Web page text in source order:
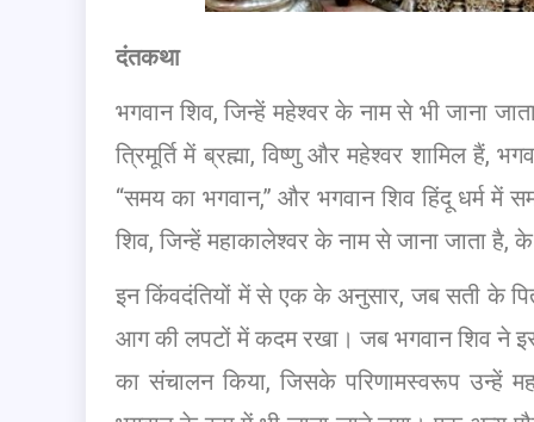
दंतकथा
भगवान शिव, जिन्हें महेश्वर के नाम से भी जाना
त्रिमूर्ति में ब्रह्मा, विष्णु और महेश्वर शामिल हैं,
“समय का भगवान,” और भगवान शिव हिंदू धर्म में
शिव, जिन्हें महाकालेश्वर के नाम से जाना जाता है,
इन किंवदंतियों में से एक के अनुसार, जब सती के
आग की लपटों में कदम रखा। जब भगवान शिव ने
का संचालन किया, जिसके परिणामस्वरूप उन्हें